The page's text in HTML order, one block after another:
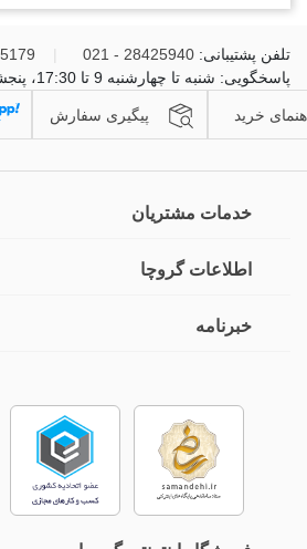
تلفن پشتیبانی: 28425940 - 021
- 021
پاسخگویی: شنبه تا چهارشنبه 9 تا 17:30، پنجشنبه 9 تا 14:30
خرید پیگیری سفارش
خدمات مشتریان
اطلاعات گروچا
خبرنامه